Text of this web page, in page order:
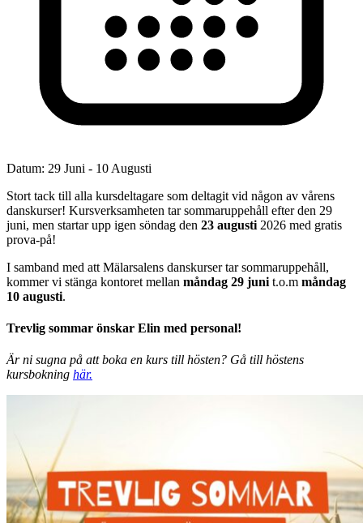
Datum: 29 Juni - 10 Augusti
Stort tack till alla kursdeltagare som deltagit vid någon av vårens
danskurser! Kursverksamheten tar sommaruppehåll efter den 29
juni, men startar upp igen söndag den 23 augusti 2026 med gratis
prova-på!
I samband med att Mälarsalens danskurser tar sommaruppehåll,
kommer vi stänga kontoret mellan måndag 29 juni t.o.m måndag
10 augusti.
Trevlig sommar önskar Elin med personal!
Är ni sugna på att boka en kurs till hösten? Gå till höstens
kursbokning här.